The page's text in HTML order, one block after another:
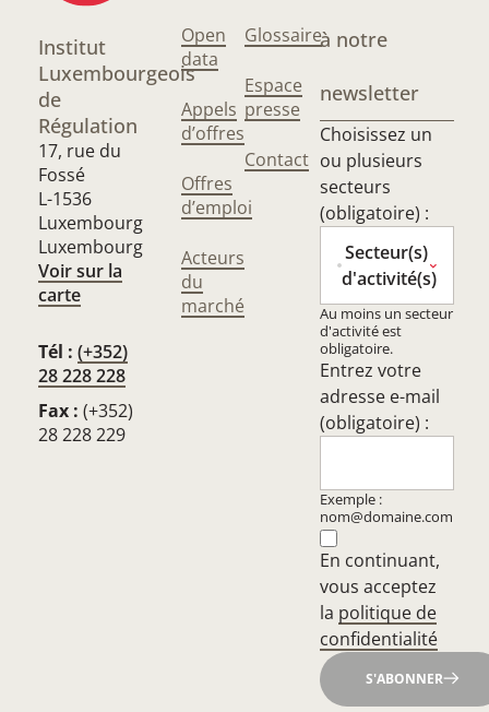
Institut
Luxembourgeois
de
Régulation
17, rue du
Fossé
L-1536
Luxembourg
Luxembourg
Voir sur la
carte
Tél : (+352)
28 228 228
Fax : (+352)
28 228 229
Open
data
Appels
d’offres
Offres
d’emploi
Acteurs
du
marché
Glossaire
Espace
presse
Contact
à notre
newsletter
Choisissez un
ou plusieurs
secteurs
(obligatoire) :
Secteur(s)
d'activité(s)
Au moins un secteur
d'activité est
obligatoire.
Entrez votre
adresse e-mail
(obligatoire) :
Exemple :
nom@domaine.com
En continuant,
vous acceptez
la politique de
confidentialité
S'ABONNER